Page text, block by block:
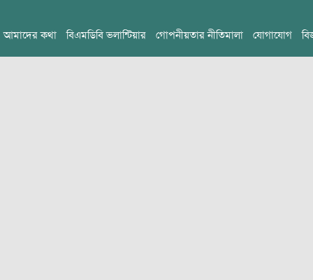
আমাদের কথা বিএমডিবি ভলান্টিয়ার গোপনীয়তার নীতিমালা যোগাযোগ